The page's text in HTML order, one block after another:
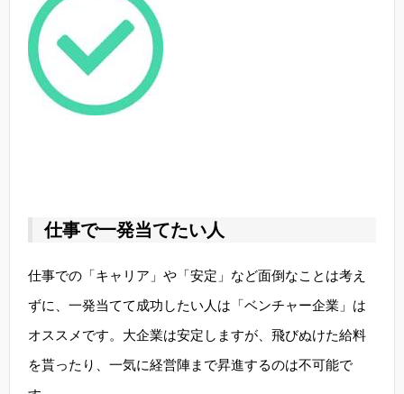
仕事で一発当てたい人
仕事での「キャリア」や「安定」など面倒なことは考え
ずに、一発当てて成功したい人は「ベンチャー企業」は
オススメです。大企業は安定しますが、飛びぬけた給料
を貰ったり、一気に経営陣まで昇進するのは不可能で